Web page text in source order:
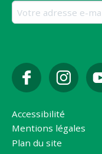
Accessibilité
Mentions légales
Plan du site